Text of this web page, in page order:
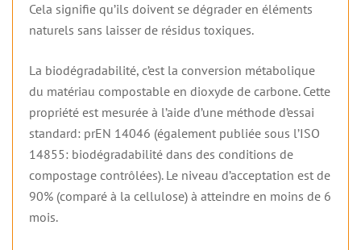
Cela signifie qu’ils doivent se dégrader en éléments
naturels sans laisser de résidus toxiques.
La biodégradabilité, c’est la conversion métabolique
du matériau compostable en dioxyde de carbone. Cette
propriété est mesurée à l’aide d’une méthode d’essai
standard: prEN 14046 (également publiée sous l’ISO
14855: biodégradabilité dans des conditions de
compostage contrôlées). Le niveau d’acceptation est de
90% (comparé à la cellulose) à atteindre en moins de 6
mois.